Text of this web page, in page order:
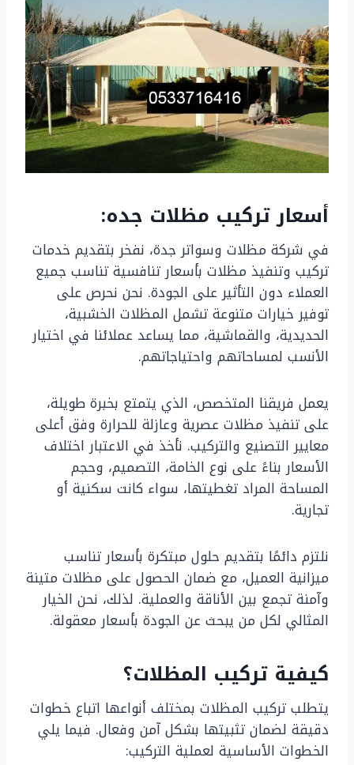
أسعار تركيب مظلات جده:
في شركة مظلات وسواتر جدة، نفخر بتقديم خدمات
تركيب وتنفيذ مظلات بأسعار تنافسية تناسب جميع
العملاء دون التأثير على الجودة. نحن نحرص على
توفير خيارات متنوعة تشمل المظلات الخشبية،
الحديدية، والقماشية، مما يساعد عملائنا في اختيار
الأنسب لمساحاتهم واحتياجاتهم.
يعمل فريقنا المتخصص، الذي يتمتع بخبرة طويلة،
على تنفيذ مظلات عصرية وعازلة للحرارة وفق أعلى
معايير التصنيع والتركيب. نأخذ في الاعتبار اختلاف
الأسعار بناءً على نوع الخامة، التصميم، وحجم
المساحة المراد تغطيتها، سواء كانت سكنية أو
تجارية.
نلتزم دائمًا بتقديم حلول مبتكرة بأسعار تناسب
ميزانية العميل، مع ضمان الحصول على مظلات متينة
وآمنة تجمع بين الأناقة والعملية. لذلك، نحن الخيار
المثالي لكل من يبحث عن الجودة بأسعار معقولة.
كيفية تركيب المظلات؟
يتطلب تركيب المظلات بمختلف أنواعها اتباع خطوات
دقيقة لضمان تثبيتها بشكل آمن وفعال. فيما يلي
الخطوات الأساسية لعملية التركيب: